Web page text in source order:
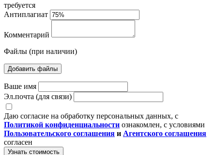
требуется
Антиплагиат
Комментарий
Файлы (при наличии)
Добавить файлы
Ваше имя
Эл.почта (для связи)
Даю согласие на обработку персональных данных, с
Политикой конфиденциальности ознакомлен, с условиями
Пользовательского соглашения и Агентского соглашения
согласен
Узнать стоимость